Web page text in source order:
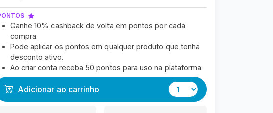
Ganhe 10% cashback de volta em pontos por cada
compra.
Pode aplicar os pontos em qualquer produto que tenha
desconto ativo.
Ao criar conta receba 50 pontos para uso na plataforma.
Adicionar ao carrinho